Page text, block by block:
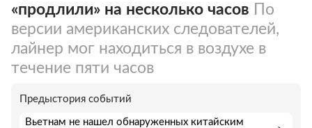
«продлили» на несколько часов По
версии американских следователей,
лайнер мог находиться в воздухе в
течение пяти часов
Предыстория событий
Вьетнам не нашел обнаруженных китайским